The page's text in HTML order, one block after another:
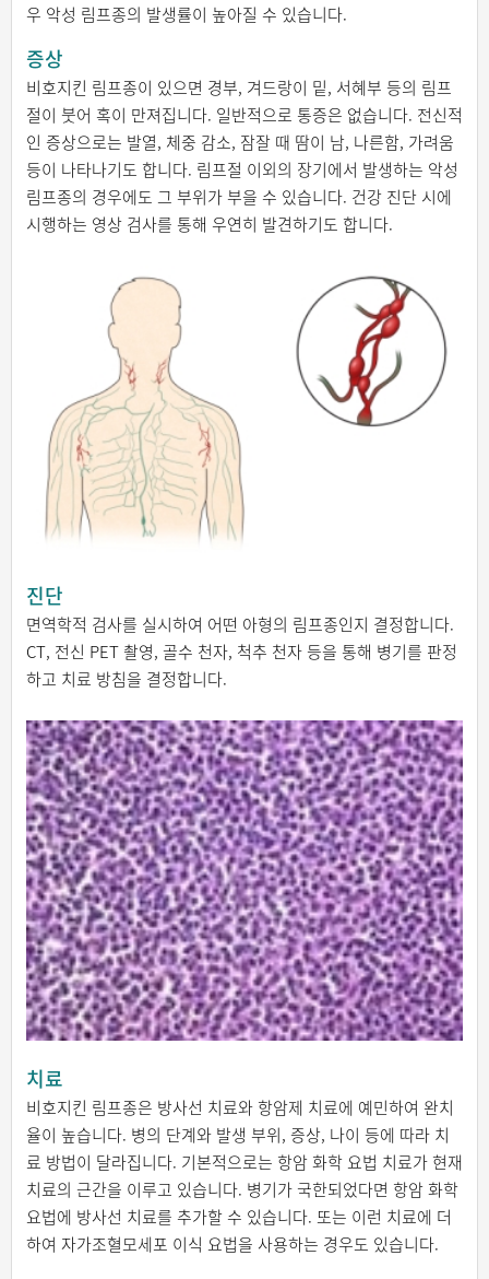
우 악성 림프종의 발생률이 높아질 수 있습니다.
증상
비호지킨 림프종이 있으면 경부, 겨드랑이 밑, 서혜부 등의 림프
절이 붓어 혹이 만져집니다. 일반적으로 통증은 없습니다. 전신적
인 증상으로는 발열, 체중 감소, 잠잘 때 땀이 남, 나른함, 가려움
등이 나타나기도 합니다. 림프절 이외의 장기에서 발생하는 악성
림프종의 경우에도 그 부위가 부을 수 있습니다. 건강 진단 시에
시행하는 영상 검사를 통해 우연히 발견하기도 합니다.
진단
면역학적 검사를 실시하여 어떤 아형의 림프종인지 결정합니다.
CT, 전신 PET 촬영, 골수 천자, 척추 천자 등을 통해 병기를 판정
하고 치료 방침을 결정합니다.
치료
비호지킨 림프종은 방사선 치료와 항암제 치료에 예민하여 완치
율이 높습니다. 병의 단계와 발생 부위, 증상, 나이 등에 따라 치
료 방법이 달라집니다. 기본적으로는 항암 화학 요법 치료가 현재
치료의 근간을 이루고 있습니다. 병기가 국한되었다면 항암 화학
요법에 방사선 치료를 추가할 수 있습니다. 또는 이런 치료에 더
하여 자가조혈모세포 이식 요법을 사용하는 경우도 있습니다.